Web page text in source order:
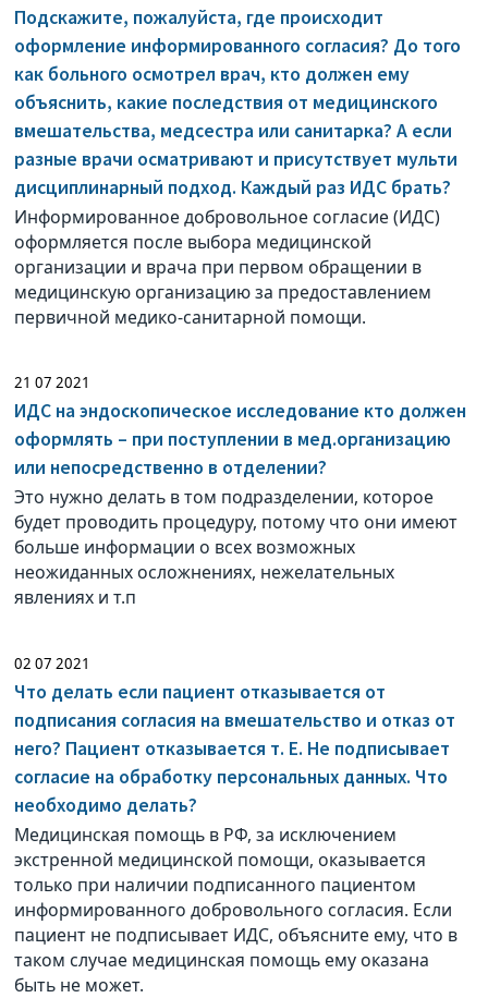
Подскажите, пожалуйста, где происходит
оформление информированного согласия? До того
как больного осмотрел врач, кто должен ему
объяснить, какие последствия от медицинского
вмешательства, медсестра или санитарка? А если
разные врачи осматривают и присутствует мульти
дисциплинарный подход. Каждый раз ИДС брать?
Информированное добровольное согласие (ИДС)
оформляется после выбора медицинской
организации и врача при первом обращении в
медицинскую организацию за предоставлением
первичной медико-санитарной помощи.
21 07 2021
ИДС на эндоскопическое исследование кто должен
оформлять – при поступлении в мед.организацию
или непосредственно в отделении?
Это нужно делать в том подразделении, которое
будет проводить процедуру, потому что они имеют
больше информации о всех возможных
неожиданных осложнениях, нежелательных
явлениях и т.п
02 07 2021
Что делать если пациент отказывается от
подписания согласия на вмешательство и отказ от
него? Пациент отказывается т. Е. Не подписывает
согласие на обработку персональных данных. Что
необходимо делать?
Медицинская помощь в РФ, за исключением
экстренной медицинской помощи, оказывается
только при наличии подписанного пациентом
информированного добровольного согласия. Если
пациент не подписывает ИДС, объясните ему, что в
таком случае медицинская помощь ему оказана
быть не может.